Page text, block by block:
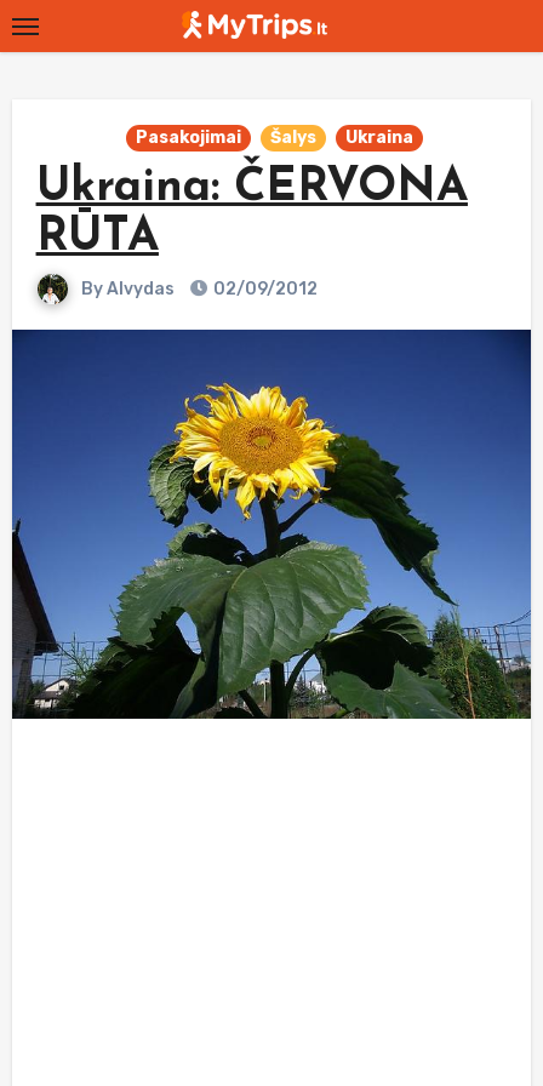
Skip
to
Pasakojimai Šalys Ukraina
Ukraina: ČERVONA
RŪTA
ByAlvydas 02/09/2012